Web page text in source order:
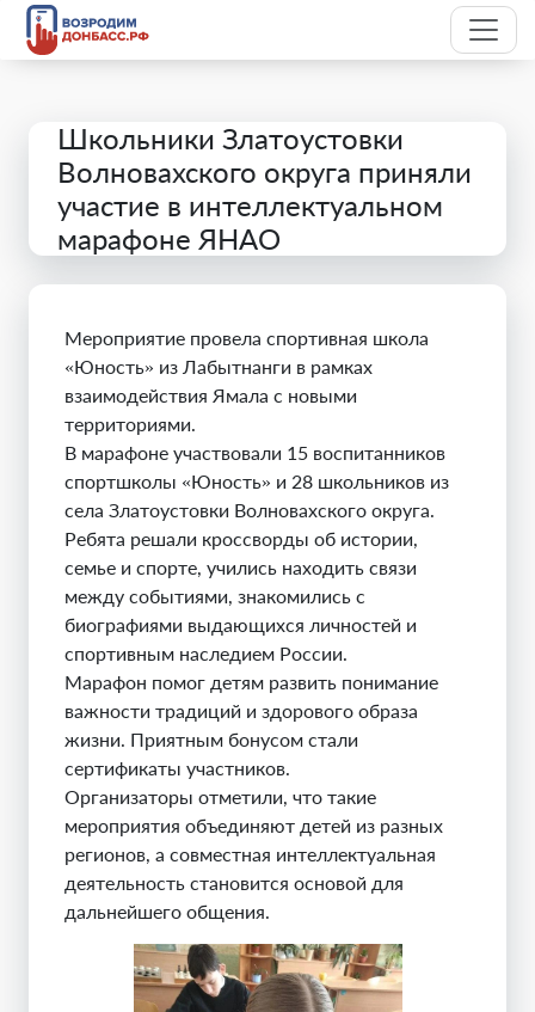
Школьники Златоустовки
Волновахского округа приняли
участие в интеллектуальном
марафоне ЯНАО
Мероприятие провела спортивная школа
«Юность» из Лабытнанги в рамках
взаимодействия Ямала с новыми
территориями.
В марафоне участвовали 15 воспитанников
спортшколы «Юность» и 28 школьников из
села Златоустовки Волновахского округа.
Ребята решали кроссворды об истории,
семье и спорте, учились находить связи
между событиями, знакомились с
биографиями выдающихся личностей и
спортивным наследием России.
Марафон помог детям развить понимание
важности традиций и здорового образа
жизни. Приятным бонусом стали
сертификаты участников.
Организаторы отметили, что такие
мероприятия объединяют детей из разных
регионов, а совместная интеллектуальная
деятельность становится основой для
дальнейшего общения.